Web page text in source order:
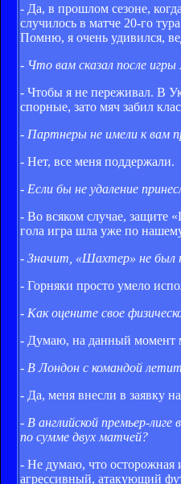
- Да, в прошлом сезоне,
случилось в матче 20-го
Помню, я очень удивился,
- Что вам сказал после игры
- Чтобы я не переживал. В
спорные, зато мяч забил
- Партнеры не имели к вам
- Нет, все меня поддержали.
- Если бы не удаление
- Во всяком случае, защите
гола игра шла уже по
- Значит, «Шахтер» не был
- Горняки просто умело
- Как оцените свое
- Думаю, на данный момент
- В Лондон с командой
- Да, меня внесли в заявку
- В английской премьер-
по сумме двух матчей?
- Не думаю, что осторожная
агрессивный, атакующий